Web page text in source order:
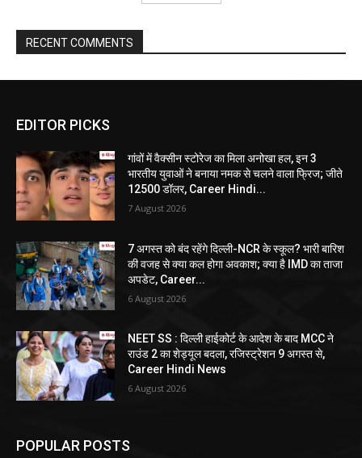
RECENT COMMENTS
EDITOR PICKS
गांवों में वैक्सीन स्टोरेज का मिला अनोखा हल, इन 3
भारतीय युवाओं ने बनाया नमक से चलने वाला फ्रिज; जीते
12500 डॉलर, Career Hindi...
7 August 2026
7 अगस्त को बंद रहेंगे दिल्ली-NCR के स्कूल? भारी बारिश
की वजह से क्या कल होगा अवकाश; क्या है IMD का ताजा
अपडेट, Career...
6 August 2026
NEET SS : दिल्ली हाईकोर्ट के आदेश के बाद MCC ने
राउंड 2 का शेड्यूल बदला, रजिस्ट्रेशन 9 अगस्त से,
Career Hindi News
6 August 2026
POPULAR POSTS